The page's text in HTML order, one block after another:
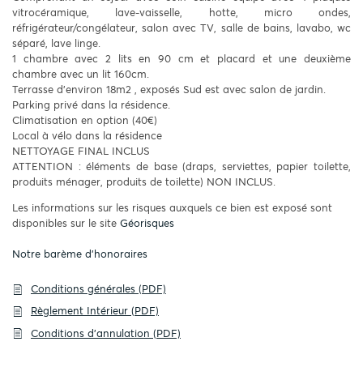
vitrocéramique, lave-vaisselle, hotte, micro ondes,
réfrigérateur/congélateur, salon avec TV, salle de bains, lavabo, wc
séparé, lave linge.
1 chambre avec 2 lits en 90 cm et placard et une deuxième
chambre avec un lit 160cm.
Terrasse d'environ 18m2 , exposés Sud est avec salon de jardin.
Parking privé dans la résidence.
Climatisation en option (40€)
Local à vélo dans la résidence
NETTOYAGE FINAL INCLUS
ATTENTION : éléments de base (draps, serviettes, papier toilette,
produits ménager, produits de toilette) NON INCLUS.
Les informations sur les risques auxquels ce bien est exposé sont
disponibles sur le site Géorisques
Notre barème d'honoraires
Conditions générales (PDF)
Règlement Intérieur (PDF)
Conditions d'annulation (PDF)